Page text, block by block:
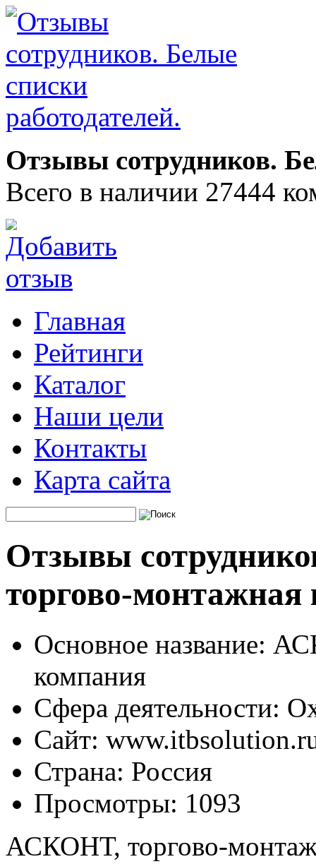
Отзывы сотрудников.
Всего в наличии 27444
Главная
Рейтинги
Каталог
Наши цели
Контакты
Карта сайта
Отзывы
торгово-
Основное название:
компания
Сфера деятельности:
Сайт:
Страна: Россия
Просмотры: 1093
АСКОНТ, торгово-